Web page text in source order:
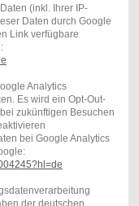
(inkl. Ihrer IP-
Daten durch Google
Link verfügbare
Analytics
Es wird ein Opt-Out-
zukünftigen Besuchen
bei Google Analytics
der deutschen